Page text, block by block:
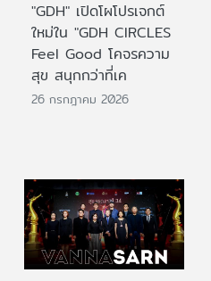
"GDH" เปิดโผโปรเจกต์
ใหม่ใน "GDH CIRCLES
Feel Good โคจรความ
สุข สนุกกว่าที่เค
26 กรกฎาคม 2026